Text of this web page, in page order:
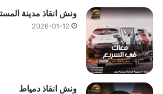
ونش انقاذ مدينة
2026-01-12
ونش انقاذ دمياط